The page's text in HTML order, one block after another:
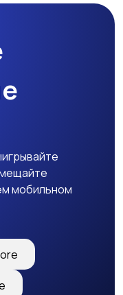
питание
мобильном